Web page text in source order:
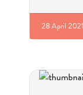
28 April 2021